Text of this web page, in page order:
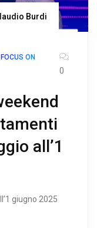
Burdi
FOCUS ON
0
all’1
giugno 2025